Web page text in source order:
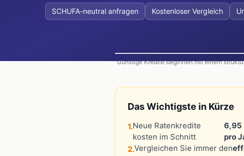
SCHUFA-neutral anfragen Kostenloser Vergleich
Günstige Kredite beginnen mit einem
Das Wichtigste in Kürze
1.Neue Ratenkredite
kosten im Schnitt
6,95
pro
2.Vergleichen Sie immer den